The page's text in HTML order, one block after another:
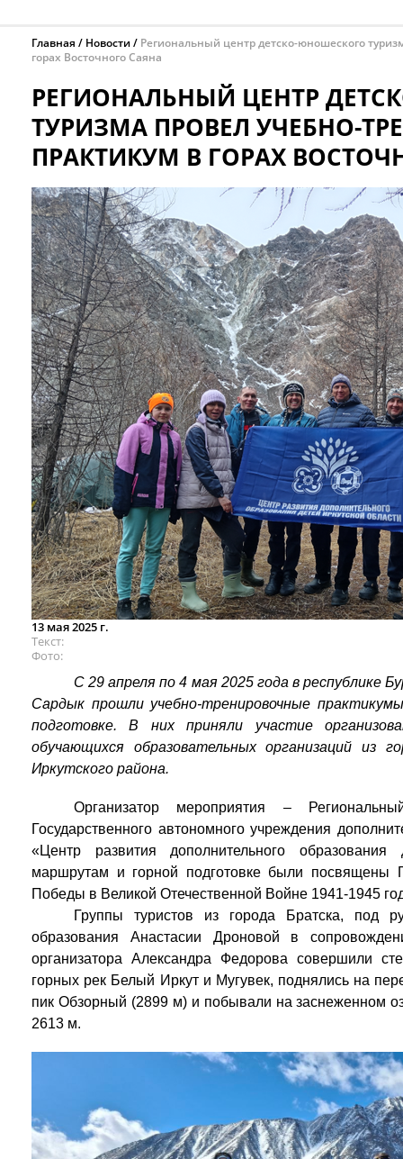
Главная Новости
Региональный центр детско-юношеского
горах Восточного Саяна
РЕГИОНАЛЬНЫЙ ЦЕНТР
ТУРИЗМА ПРОВЕЛ УЧЕБНО-
ПРАКТИКУМ В ГОРАХ
13 мая 2025 г.
Текст
Фото
С 29 апреля по 4 мая 2025 года в республике
Сардык прошли учебно-тренировочные
подготовке. В них приняли участие
обучающихся образовательных организаций из
Иркутского района.
Организатор мероприятия –
Государственного автономного учреждения
«Центр развития дополнительного
маршрутам и горной подготовке были посвящены
Победы в Великой Отечественной Войне 1941-1945
Группы туристов из города Братска, под
образования Анастасии Дроновой в
организатора Александра Федорова совершили
горных рек Белый Иркут и Мугувек, поднялись на
пик Обзорный (2899 м) и побывали на заснеженном
2613 м.